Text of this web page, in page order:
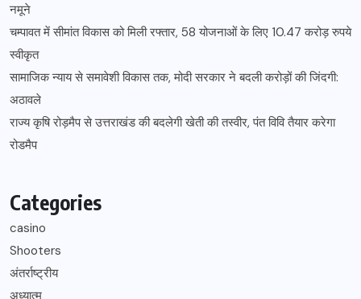
नमूने
चम्पावत में सीमांत विकास को मिली रफ्तार, 58 योजनाओं के लिए 10.47 करोड़ रुपये
स्वीकृत
सामाजिक न्याय से समावेशी विकास तक, मोदी सरकार ने बदली करोड़ों की जिंदगी:
अठावले
राज्य कृषि रोड़मैप से उत्तराखंड की बदलेगी खेती की तस्वीर, पंत विवि तैयार करेगा
रोडमैप
Categories
casino
Shooters
अंतर्राष्ट्रीय
अध्यात्म